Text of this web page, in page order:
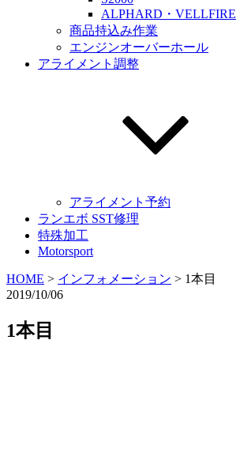
ALPHARD・VELLFIRE
商品持込み作業
エンジンオーバーホール
アライメント調整
アライメント予約
ランエボ SST修理
特殊加工
Motorsport
HOME > インフォメーション > 1本目
2019/10/06
1本目